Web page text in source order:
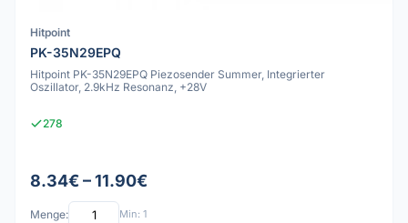
Hitpoint
PK-35N29EPQ
Hitpoint PK-35N29EPQ Piezosender Summer, Integrierter
Oszillator, 2.9kHz Resonanz, +28V
278
8.34€ – 11.90€
Menge: Min: 1